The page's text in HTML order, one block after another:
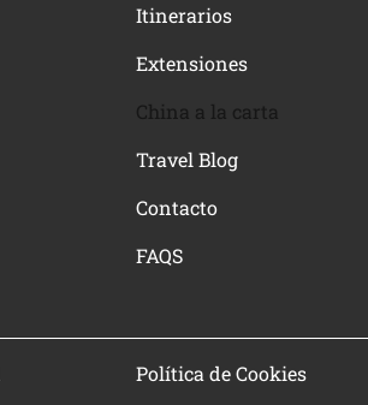
Itinerarios
Extensiones
China a la carta
Travel Blog
Contacto
FAQS
Política de Cookies